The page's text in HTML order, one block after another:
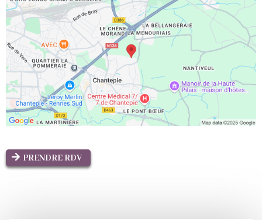
PRENDRE RDV